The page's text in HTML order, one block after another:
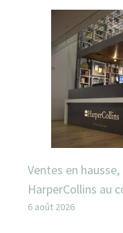
Ventes en
HarperCollins au
6 août 2026